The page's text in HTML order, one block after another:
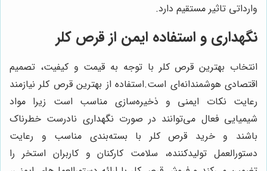
وارداتی تاثیر مستقیم دارد.
نگهداری و استفاده ایمن از قرص کلر
انتخاب بهترین قرص کلر با توجه به قیمت و کیفیت، تصمیم
اقتصادی هوشمندانه‌ای است.استفاده از بهترین قرص کلر نیازمند
رعایت نکات ایمنی و ذخیره‌سازی مناسب است زیرا مواد
شیمیایی فعال می‌توانند در صورت نگهداری نادرست خطرناک
باشند و خرید قرص کلر با بسته‌بندی مناسب و رعایت
دستورالعمل تولیدکننده، سلامت کارکنان و کاربران استخر را